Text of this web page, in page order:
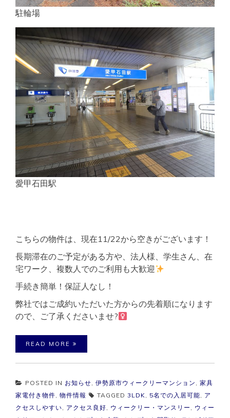
駐輪場
愛甲石田駅
こちらの物件は、現在11/22から空きがございます！
長期滞在のご予定がある方や、法人様、学生さん、在
宅ワーク、複数人でのご利用も大歓迎
手続き簡単！保証人なし！
弊社ではご成約いただいた方からの先着順になります
ので、ご了承くださいませ?‍
READ MORE
POSTED IN お知らせ, 伊勢原市ウィークリーマンション , 家具
家電付き物件, 物件情報 TAGGED 3LDK, 5名での入居可能, ア
クセスしやすい, アクセス良好, ウィークリー・マンスリー , ウィー